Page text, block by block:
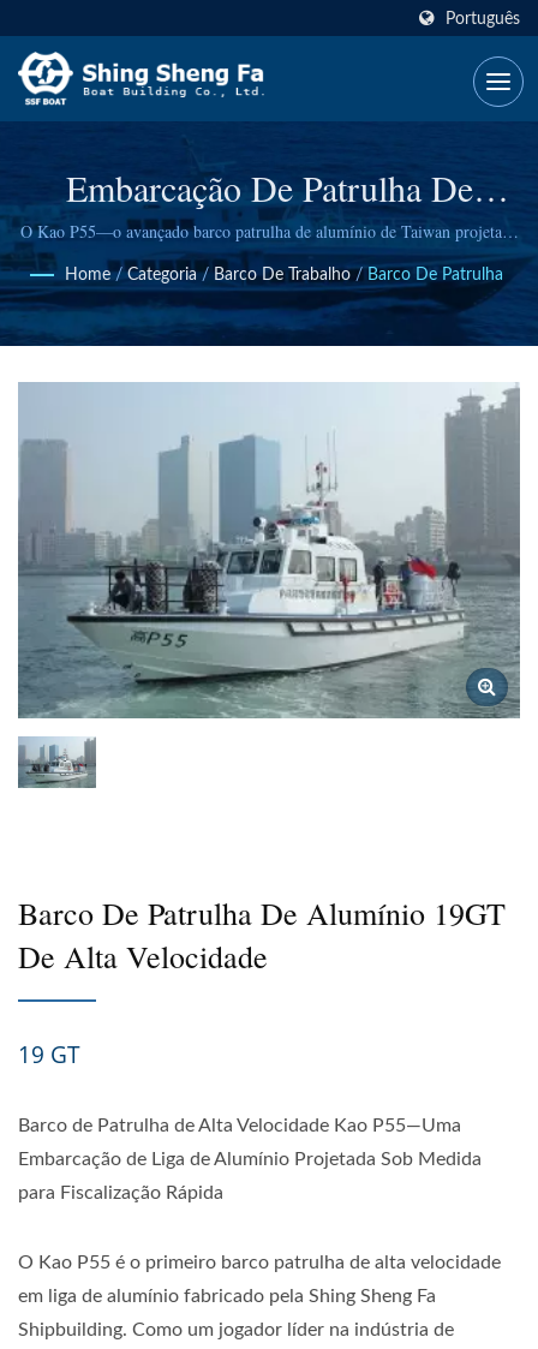
Português
Embarcação De Patrulha De
Alumínio De Alta Velocidade Sob
Medida Para Fiscalização
Marítima.
O Kao P55—o avançado barco patrulha de alumínio de Taiwan projetado
para resposta rápida na fiscalização costeira, com durabilidade
comprovada e manobrabilidade excepcional.
Home / Categoria / Barco De Trabalho / Barco De Patrulha
Barco De Patrulha De Alumínio 19GT
De Alta Velocidade
19 GT
Barco de Patrulha de Alta Velocidade Kao P55—Uma
Embarcação de Liga de Alumínio Projetada Sob Medida
para Fiscalização Rápida
O Kao P55 é o primeiro barco patrulha de alta velocidade
em liga de alumínio fabricado pela Shing Sheng Fa
Shipbuilding. Como um jogador líder na indústria de